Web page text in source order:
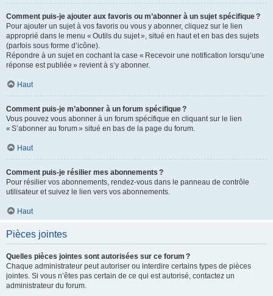
Comment puis-je ajouter aux favoris ou m’abonner à un sujet spécifique ?
Pour ajouter un sujet à vos favoris ou vous y abonner, cliquez sur le lien
approprié dans le menu « Outils du sujet », situé en haut et en bas des sujets
(parfois sous forme d’icône).
Répondre à un sujet en cochant la case « Recevoir une notification lorsqu’une
réponse est publiée » revient à s’y abonner.
Haut
Comment puis-je m’abonner à un forum spécifique ?
Vous pouvez vous abonner à un forum spécifique en cliquant sur le lien
« S’abonner au forum » situé en bas de la page du forum.
Haut
Comment puis-je résilier mes abonnements ?
Pour résilier vos abonnements, rendez-vous dans le panneau de contrôle
utilisateur et suivez le lien vers vos abonnements.
Haut
Pièces jointes
Quelles pièces jointes sont autorisées sur ce forum ?
Chaque administrateur peut autoriser ou interdire certains types de pièces
jointes. Si vous n’êtes pas certain de ce qui est autorisé, contactez un
administrateur du forum.